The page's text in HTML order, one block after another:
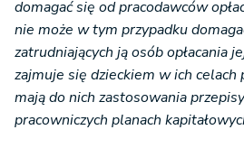
domagać się od pracodawców
nie może w tym przypadku
zatrudniających ją osób opłacania
zajmuje się dzieckiem w ich
mają do nich zastosowania
pracowniczych planach